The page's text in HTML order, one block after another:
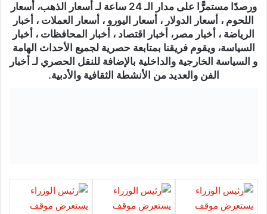
ورصدًا مستمرًّا على مدار الـ 24 ساعة لـ أسعار الذهب، أسعار
اللحوم ، أسعار الدولار ، أسعار اليورو ، أسعار العملات ، أخبار
الرياضة ، أخبار مصر، أخبار اقتصاد ، أخبار المحافظات ، أخبار
السياسة، ويقوم فريقنا بمتابعة حصرية لجميع الأحداث الهامة
و السياسة الخارجية والداخلية بالإضافة للنقل الحصري لـ أخبار
الفن والعديد من الأنشطة الثقافية والأدبية.